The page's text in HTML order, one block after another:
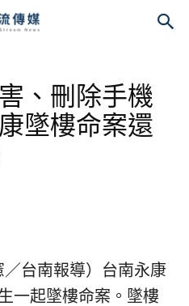
、刪除手機
墜樓命案還
／台南報導）台南永康
一起墜樓命案。墜樓